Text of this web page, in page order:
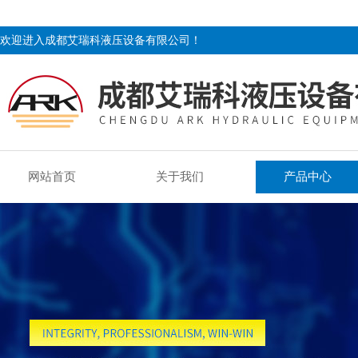
欢迎进入成都艾瑞科液压设备有限公司！
网站首页 关于我们 产品中心